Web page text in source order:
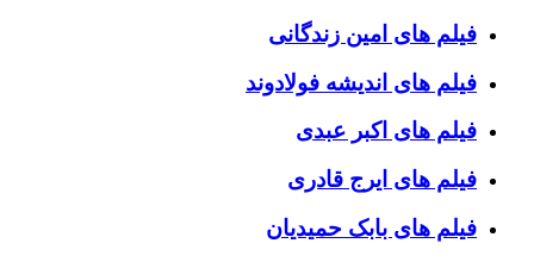
فیلم های امین زندگانی
فیلم های اندیشه فولادوند
فیلم های اکبر عبدی
فیلم های ایرج قادری
فیلم های بابک حمیدیان